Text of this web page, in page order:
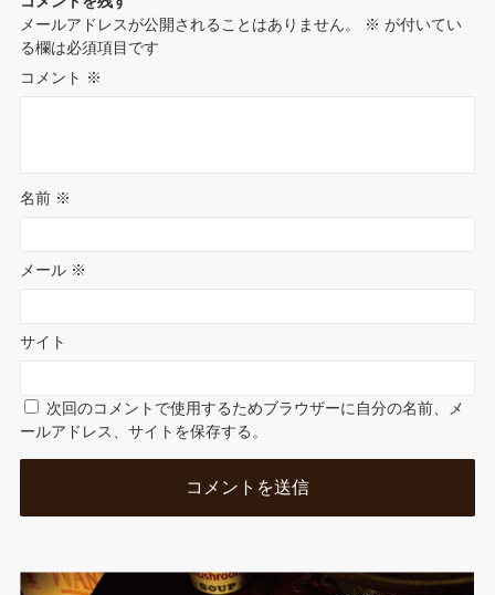
t
t
e
メールアドレスが公開されることはありません。
※ が付いてい
る欄は必須項目です
コメント ※
名前 ※
メール ※
サイト
次回のコメントで使用するためブラウザーに自分の名前、メ
ールアドレス、サイトを保存する。